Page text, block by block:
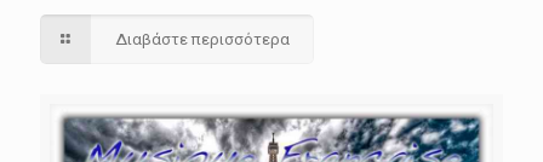
Διαβάστε περισσότερα